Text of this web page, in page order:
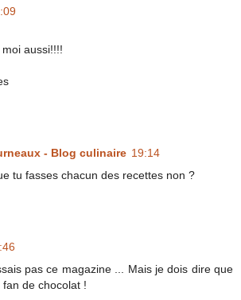
aussi!!!!
- Blog culinaire 19:14
tu fasses chacun des recettes non ?
pas ce magazine ... Mais je dois dire que
de chocolat !